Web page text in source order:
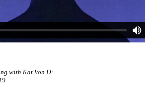
with Kat Von D: